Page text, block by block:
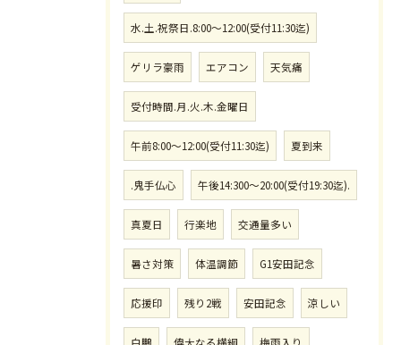
水.土.祝祭日.8:00〜12:00(受付11:30迄)
ゲリラ豪雨 エアコン 天気痛
受付時間.月.火.木.金曜日
午前8:00〜12:00(受付11:30迄) 夏到来
.鬼手仏心 午後14:300〜20:00(受付19:30迄).
真夏日 行楽地 交通量多い
暑さ対策 体温調節 G1安田記念
応援印 残り2戦 安田記念 涼しい
白鵬 偉大なる横綱 梅雨入り